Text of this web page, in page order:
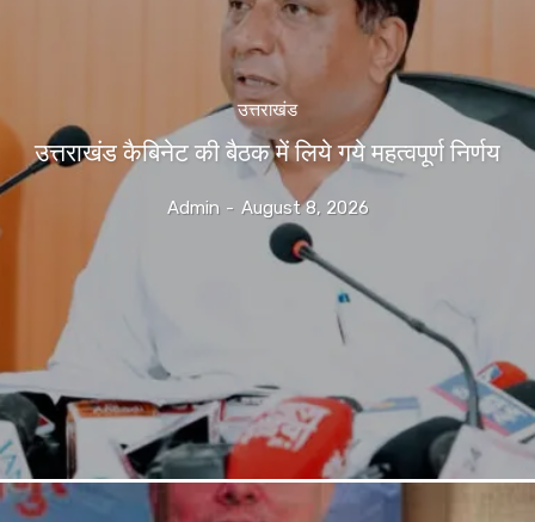
उत्तराखंड
उत्तराखंड कैबिनेट की बैठक में लिये गये महत्वपूर्ण निर्णय
Admin - August 8, 2026